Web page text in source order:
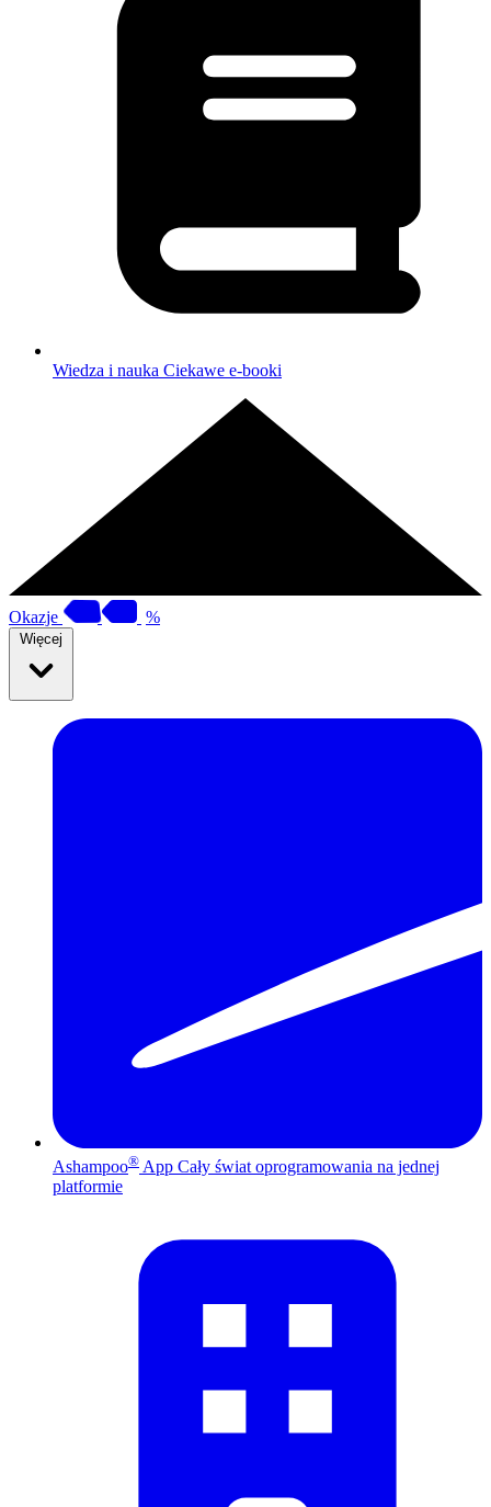
Wiedza i nauka Ciekawe e-booki
Okazje %
Więcej
Ashampoo® App Cały świat oprogramowania na jednej
platformie